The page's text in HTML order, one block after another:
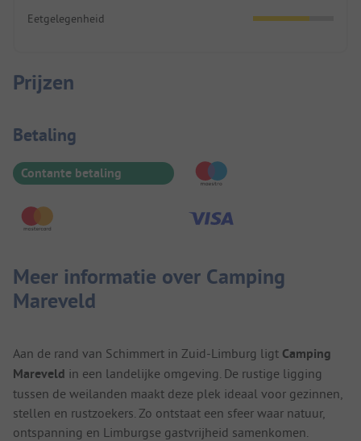
Eetgelegenheid
Prijzen
Betaalinformatie
Betaling
Contante betaling
Meer informatie over Camping
Mareveld
Aan de rand van Schimmert in Zuid-Limburg ligt Camping
Mareveld in een landelijke omgeving. De rustige ligging
tussen de weilanden maakt deze plek ideaal voor gezinnen,
stellen en rustzoekers. Zo ontstaat een sfeer waar natuur,
ontspanning en Limburgse gastvrijheid samenkomen.